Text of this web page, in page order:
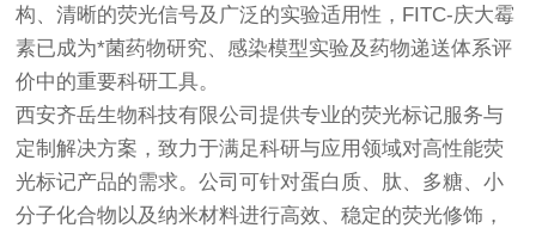
构、清晰的荧光信号及广泛的实验适用性，FITC-庆大霉
素已成为*菌药物研究、感染模型实验及药物递送体系评
价中的重要科研工具。
西安齐岳生物科技有限公司提供专业的荧光标记服务与
定制解决方案，致力于满足科研与应用领域对高性能荧
光标记产品的需求。公司可针对蛋白质、肽、多糖、小
分子化合物以及纳米材料进行高效、稳定的荧光修饰，